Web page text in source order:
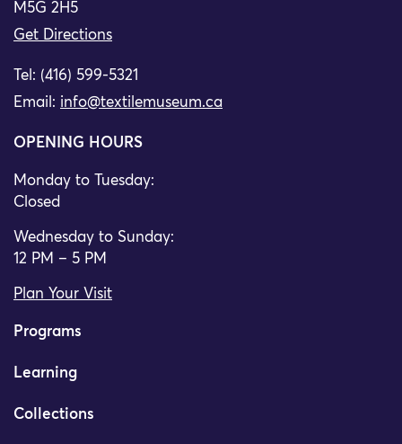
M5G 2H5
Get Directions
Tel: (416) 599-5321
Email: info@textilemuseum.ca
OPENING HOURS
Monday to Tuesday:
Closed
Wednesday to Sunday:
12 PM – 5 PM
Plan Your Visit
Programs
Learning
Collections